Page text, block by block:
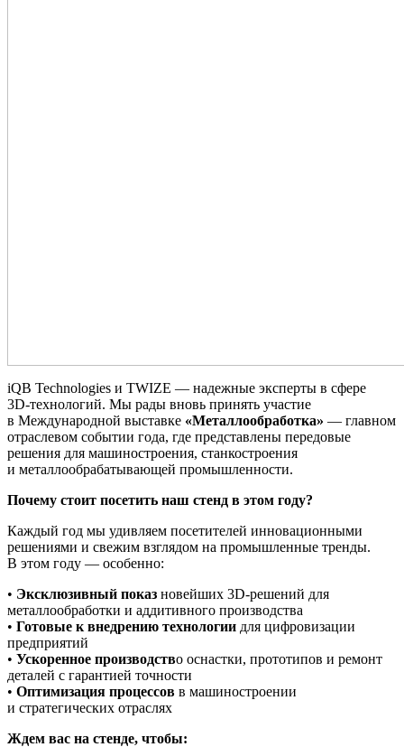
iQB Technologies и TWIZE — надежные эксперты в сфере
3D‑технологий. Мы рады вновь принять участие
в Международной выставке «Металлообработка» — главном
отраслевом событии года, где представлены передовые
решения для машиностроения, станкостроения
и металлообрабатывающей промышленности.
Почему стоит посетить наш стенд в этом году?
Каждый год мы удивляем посетителей инновационными
решениями и свежим взглядом на промышленные тренды.
В этом году — особенно:
• Эксклюзивный показ новейших 3D‑решений для
металлообработки и аддитивного производства
• Готовые к внедрению технологии для цифровизации
предприятий
• Ускоренное производство оснастки, прототипов и ремонт
деталей с гарантией точности
• Оптимизация процессов в машиностроении
и стратегических отраслях
Ждем вас на стенде, чтобы: